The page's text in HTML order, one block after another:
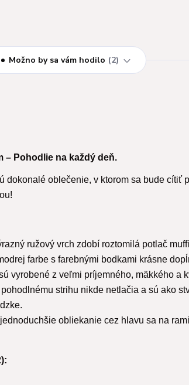
Možno by sa vám hodilo 2
– Pohodlie na každý deň.
dokonalé oblečenie, v ktorom sa bude cítiť
ružový vrch zdobí roztomilá potlač
farbe s farebnými bodkami krásne
vyrobené z veľmi príjemného, mäkkého a
strihu nikde netlačia a sú ako
obliekanie cez hlavu sa na